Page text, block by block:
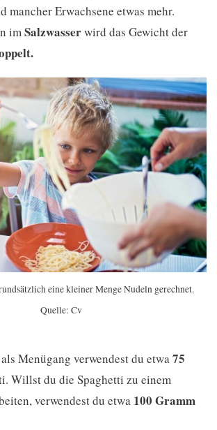
mancher Erwachsene etwas mehr.
imSalzwasserwird das Gewicht der
eine kleiner Menge Nudeln gerechnet.
Quelle: Cv
Menügang verwendest du etwa75
Willst du die Spaghetti zu einem
verwendest du etwa 100 Gramm